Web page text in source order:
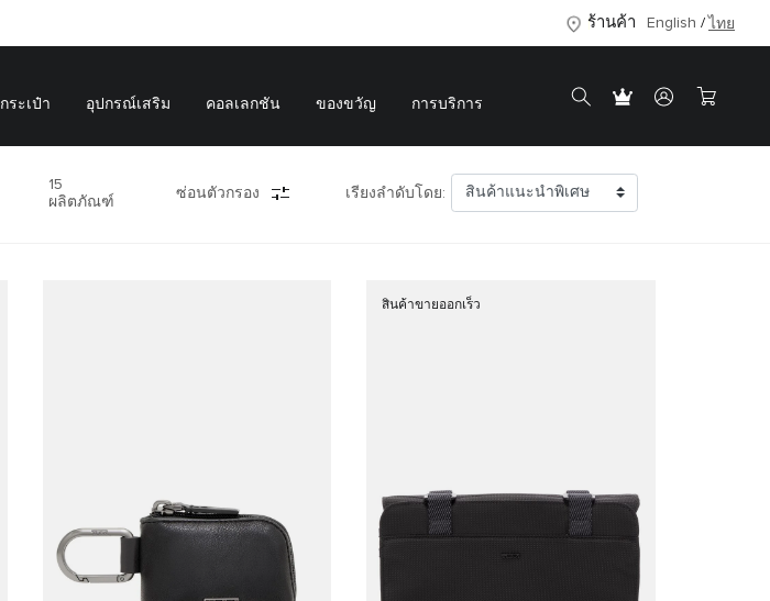
ร้านค้า English ไทย
กระเป๋า อุปกรณ์เสริม คอลเลกชัน ของขวัญ การบริการ
15
ผลิตภัณฑ์
ซ่อนตัวกรอง เรียงลำดับโดย:
สินค้าขายออกเร็ว